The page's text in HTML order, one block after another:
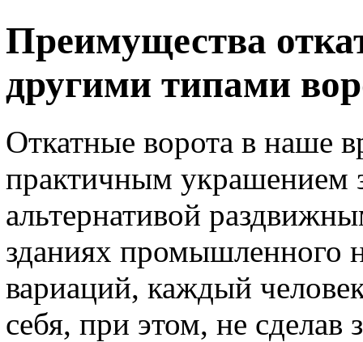
Преимущества
другими типами
Откатные ворота в наше
практичным украшением
альтернативой
зданиях промышленного
вариаций, каждый
себя, при этом, не